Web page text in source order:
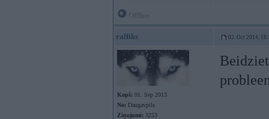
ralfiks 02. Oct 2014,
Kopš: 01. Sep 2013
No: Daugavpils
Ziņojumi: 3253